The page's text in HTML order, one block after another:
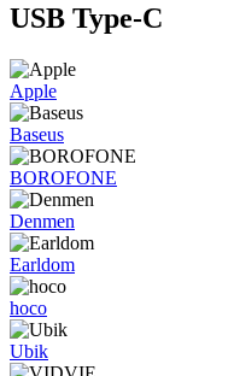
USB Type-C
Apple
Baseus
BOROFONE
Denmen
Earldom
hoco
Ubik